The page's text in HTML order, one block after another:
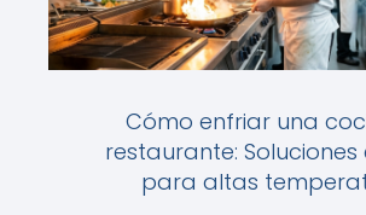
Cómo enfriar una
restaurante:
para altas